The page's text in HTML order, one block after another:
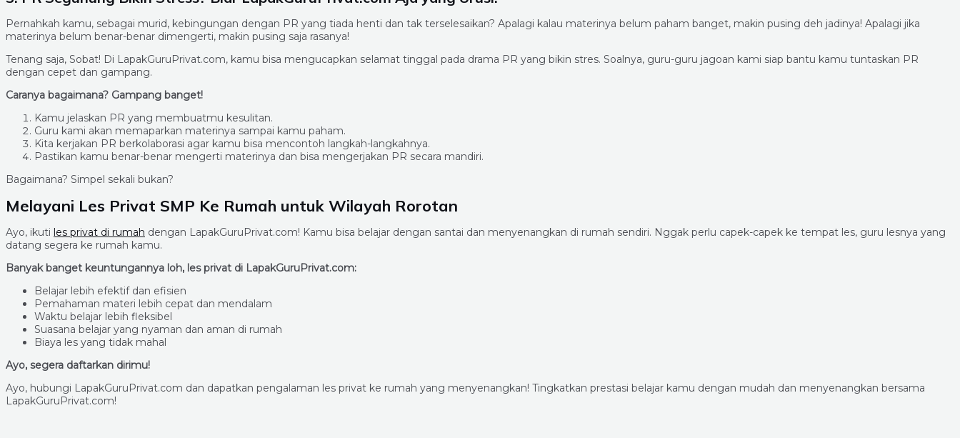
Pernahkah kamu, sebagai murid, kebingungan dengan PR yang tiada henti dan tak terselesaikan? Apalagi kalau materinya belum paham banget, makin pusing deh jadinya! Apalagi jika
materinya belum benar-benar dimengerti, makin pusing saja rasanya!
Tenang saja, Sobat! Di LapakGuruPrivat.com, kamu bisa mengucapkan selamat tinggal pada drama PR yang bikin stres. Soalnya, guru-guru jagoan kami siap bantu kamu tuntaskan PR
dengan cepet dan gampang.
Caranya bagaimana? Gampang banget!
Kamu jelaskan PR yang membuatmu kesulitan.
Guru kami akan memaparkan materinya sampai kamu paham.
Kita kerjakan PR berkolaborasi agar kamu bisa mencontoh langkah-langkahnya.
Pastikan kamu benar-benar mengerti materinya dan bisa mengerjakan PR secara mandiri.
Bagaimana? Simpel sekali bukan?
Melayani Les Privat SMP Ke Rumah untuk Wilayah Rorotan
Ayo, ikuti les privat di rumah dengan LapakGuruPrivat.com! Kamu bisa belajar dengan santai dan menyenangkan di rumah sendiri. Nggak perlu capek-capek ke tempat les, guru lesnya yang
datang segera ke rumah kamu.
Banyak banget keuntungannya loh, les privat di LapakGuruPrivat.com:
Belajar lebih efektif dan efisien
Pemahaman materi lebih cepat dan mendalam
Waktu belajar lebih fleksibel
Suasana belajar yang nyaman dan aman di rumah
Biaya les yang tidak mahal
Ayo, segera daftarkan dirimu!
Ayo, hubungi LapakGuruPrivat.com dan dapatkan pengalaman les privat ke rumah yang menyenangkan! Tingkatkan prestasi belajar kamu dengan mudah dan menyenangkan bersama
LapakGuruPrivat.com!